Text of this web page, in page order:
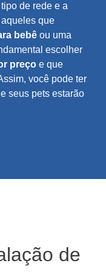
de rede e a
que
bebê ou uma
escolher
preço e que
você pode ter
seus pets estarão
de